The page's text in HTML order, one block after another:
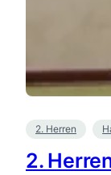
2. Herren
2.